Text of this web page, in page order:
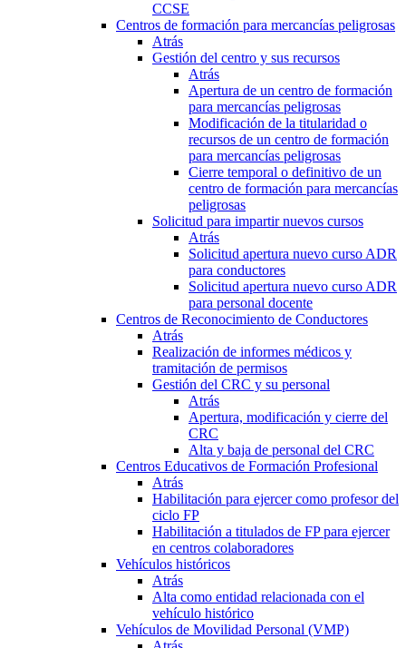
CCSE
Centros de formación para mercancías peligrosas
Atrás
Gestión del centro y sus recursos
Atrás
Apertura de un centro de formación
para mercancías peligrosas
Modificación de la titularidad o
recursos de un centro de formación
para mercancías peligrosas
Cierre temporal o definitivo de un
centro de formación para mercancías
peligrosas
Solicitud para impartir nuevos cursos
Atrás
Solicitud apertura nuevo curso ADR
para conductores
Solicitud apertura nuevo curso ADR
para personal docente
Centros de Reconocimiento de Conductores
Atrás
Realización de informes médicos y
tramitación de permisos
Gestión del CRC y su personal
Atrás
Apertura, modificación y cierre del
CRC
Alta y baja de personal del CRC
Centros Educativos de Formación Profesional
Atrás
Habilitación para ejercer como profesor del
ciclo FP
Habilitación a titulados de FP para ejercer
en centros colaboradores
Vehículos históricos
Atrás
Alta como entidad relacionada con el
vehículo histórico
Vehículos de Movilidad Personal (VMP)